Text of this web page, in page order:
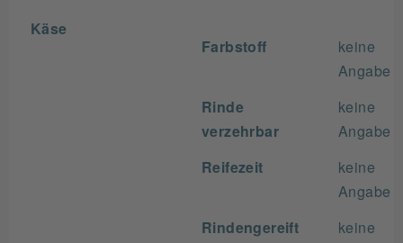
Käse
Farbstoff
keine
Angabe
Rinde
verzehrbar
keine
Angabe
Reifezeit
keine
Angabe
Rindengereift
keine